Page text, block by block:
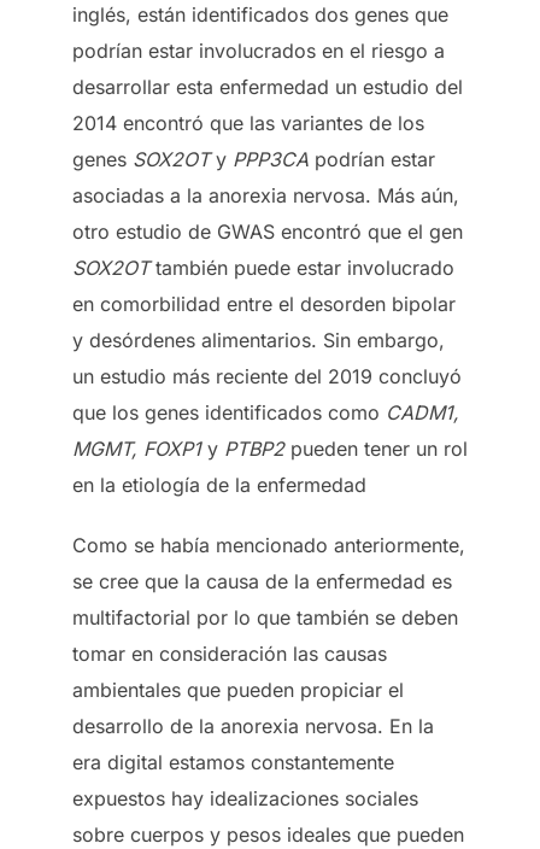
inglés, están identificados dos genes que
podrían estar involucrados en el riesgo a
desarrollar esta enfermedad un estudio del
2014 encontró que las variantes de los
genes SOX2OTy PPP3CA podrían estar
asociadas a la anorexia nervosa. Más aún,
otro estudio de GWAS encontró que el gen
SOX2OTtambién puede estar involucrado
en comorbilidad entre el desorden bipolar
y desórdenes alimentarios. Sin embargo,
un estudio más reciente del 2019 concluyó
que los genes identificados como CADM1,
MGMT, FOXP1 y PTBP2pueden tener un rol
en la etiología de la enfermedad
Como se había mencionado anteriormente,
se cree que la causa de la enfermedad es
multifactorial por lo que también se deben
tomar en consideración las causas
ambientales que pueden propiciar el
desarrollo de la anorexia nervosa. En la
era digital estamos constantemente
expuestos hay idealizaciones sociales
sobre cuerpos y pesos ideales que pueden